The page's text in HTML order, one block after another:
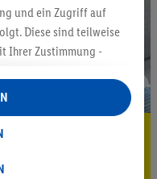
und ein Zugriff auf
Diese sind teilweise
Ihrer Zustimmung -
dem IAB TCF
Werbung
Werbung werden